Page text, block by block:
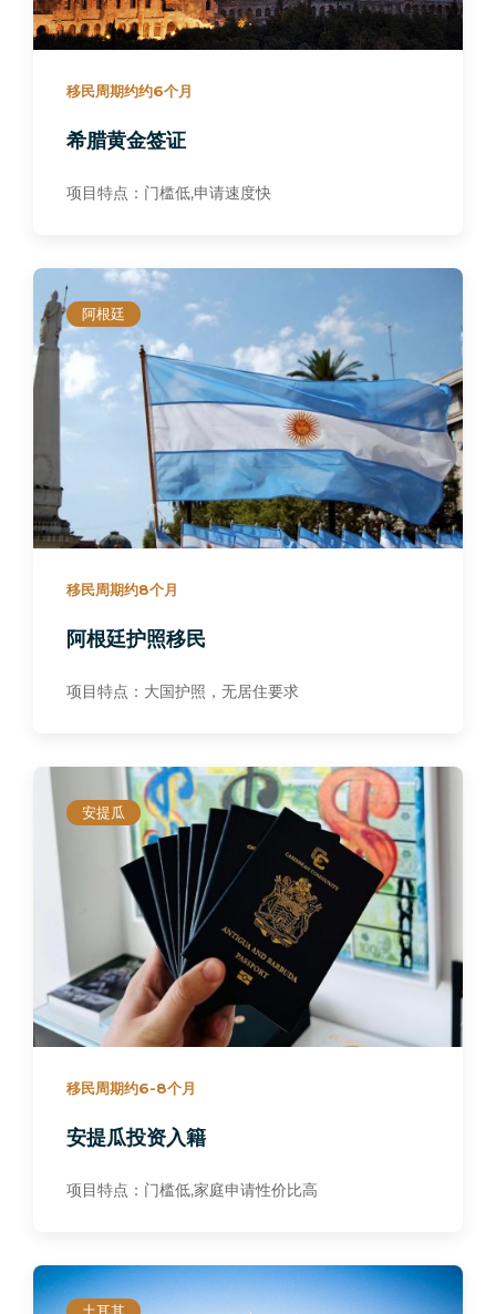
移民周期约约6个月
希腊黄金签证
项目特点：门槛低,申请速度快
阿根廷
移民周期约8个月
阿根廷护照移民
项目特点：大国护照，无居住要求
安提瓜
移民周期约6-8个月
安提瓜投资入籍
项目特点：门槛低,家庭申请性价比高